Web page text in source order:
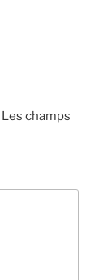
Les champs